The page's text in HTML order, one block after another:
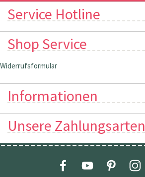
Service Hotline
Shop Service
Widerrufsformular
Informationen
Unsere Zahlungsarten